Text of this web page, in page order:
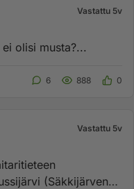
Vastattu 5v
olisi musta?...
6 888 0
Vastattu 5v
(Säkkijärven